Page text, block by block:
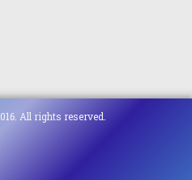
All rights reserved.